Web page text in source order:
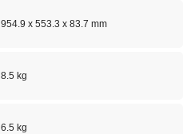
954.9 x 553.3 x 83.7 mm
8.5 kg
6.5 kg